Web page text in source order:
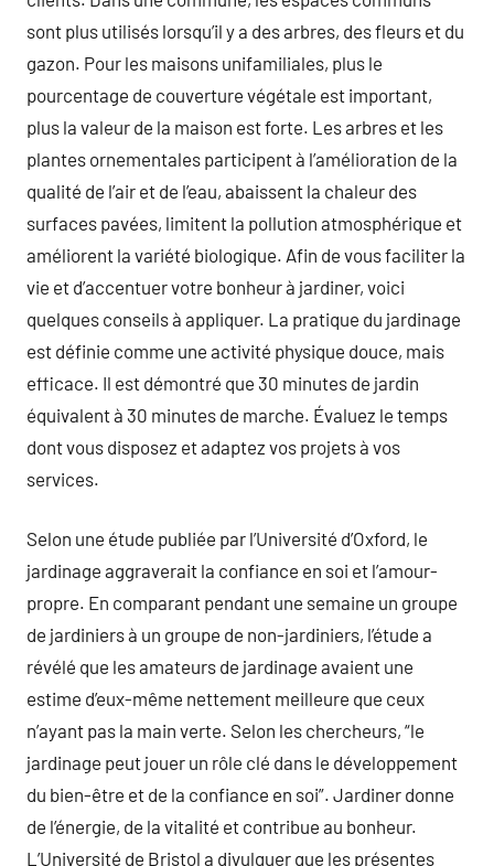
sont plus utilisés lorsqu’il y a des arbres, des fleurs et du
gazon. Pour les maisons unifamiliales, plus le
pourcentage de couverture végétale est important,
plus la valeur de la maison est forte. Les arbres et les
plantes ornementales participent à l’amélioration de la
qualité de l’air et de l’eau, abaissent la chaleur des
surfaces pavées, limitent la pollution atmosphérique et
améliorent la variété biologique. Afin de vous faciliter la
vie et d’accentuer votre bonheur à jardiner, voici
quelques conseils à appliquer. La pratique du jardinage
est définie comme une activité physique douce, mais
efficace. Il est démontré que 30 minutes de jardin
équivalent à 30 minutes de marche. Évaluez le temps
dont vous disposez et adaptez vos projets à vos
services.
Selon une étude publiée par l’Université d’Oxford, le
jardinage aggraverait la confiance en soi et l’amour-
propre. En comparant pendant une semaine un groupe
de jardiniers à un groupe de non-jardiniers, l’étude a
révélé que les amateurs de jardinage avaient une
estime d’eux-même nettement meilleure que ceux
n’ayant pas la main verte. Selon les chercheurs, “le
jardinage peut jouer un rôle clé dans le développement
du bien-être et de la confiance en soi”. Jardiner donne
de l’énergie, de la vitalité et contribue au bonheur.
L’Université de Bristol a divulguer que les présentes